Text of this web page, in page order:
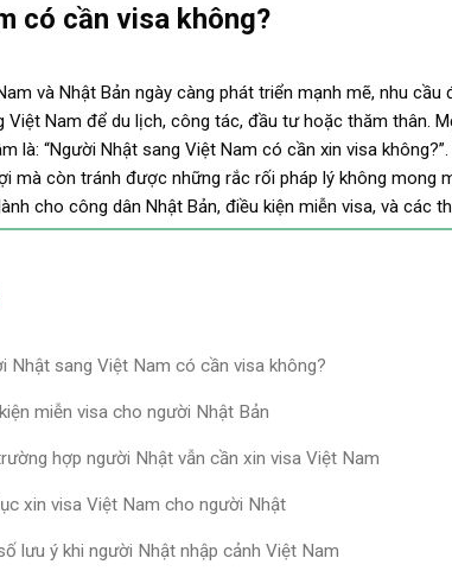
có cần visa không?
và Nhật Bản ngày càng phát triển mạnh mẽ, nhu
Việt Nam để du lịch, công tác, đầu tư hoặc thăm thân.
là: “Người Nhật sang Việt Nam có cần xin visa
mà còn tránh được những rắc rối pháp lý không mong
cho công dân Nhật Bản, điều kiện miễn visa, và các
Nhật sang Việt Nam có cần visa không?
miễn visa cho người Nhật Bản
hợp người Nhật vẫn cần xin visa Việt Nam
xin visa Việt Nam cho người Nhật
lưu ý khi người Nhật nhập cảnh Việt Nam